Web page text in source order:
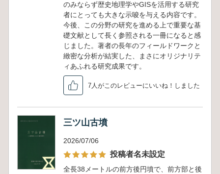
のみならず歴史地理学やGISを活用する研究
者にとっても大きな示唆を与える内容です。
今後、この分野の研究を進める上で重要な基
礎文献として長く参照される一冊になると感
じました。著者の長年のフィールドワークと
緻密な分析が結実した、まさにオリジナリテ
ィあふれる研究成果です。
7人がこのレビューにいいね！しました
三ツ山古墳
2026/07/06
投稿者名未設定
全長38メートルの前方後円墳で、前方部と後